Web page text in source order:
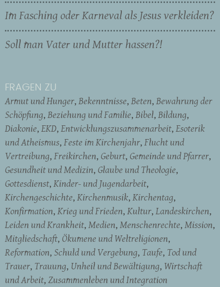
Im Fasching oder Karneval als Jesus verkleiden?
Soll man Vater und Mutter hassen?!
FRAGEN ZU
Armut und Hunger Bekenntnisse Beten Bewahrung der
Schöpfung Beziehung und Familie Bibel Bildung
Diakonie EKD Entwicklungszusammenarbeit Esoterik
und Atheismus Feste im Kirchenjahr Flucht und
Vertreibung Freikirchen Geburt Gemeinde und Pfarrer
Gesundheit und Medizin Glaube und Theologie
Gottesdienst Kinder- und Jugendarbeit
Kirchengeschichte Kirchenmusik Kirchentag
Konfirmation Krieg und Frieden Kultur Landeskirchen
Leiden und Krankheit Medien Menschenrechte Mission
Mitgliedschaft Ökumene und Weltreligionen
Reformation Schuld und Vergebung Taufe Tod und
Trauer Trauung Unheil und Bewältigung Wirtschaft
und Arbeit Zusammenleben und Integration